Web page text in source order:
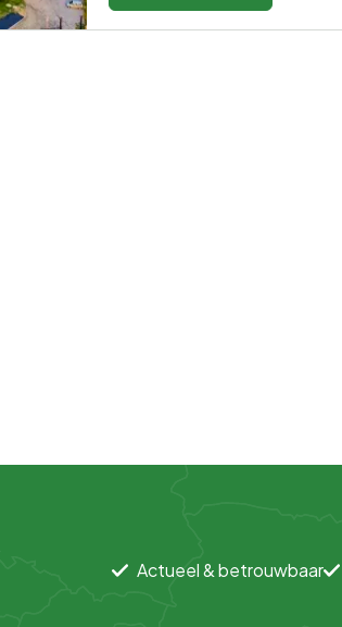
Actueel & betrouwbaar